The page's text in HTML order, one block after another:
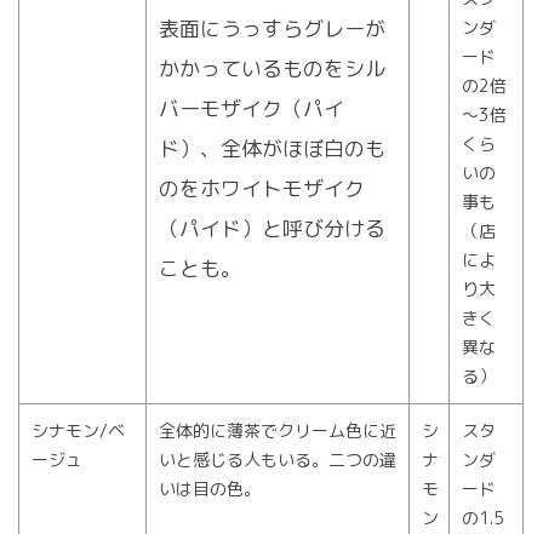
表面にうっすらグレーが
かかっているものをシル
バーモザイク（パイ
ド）、全体がほぼ白のも
のをホワイトモザイク
（パイド）と呼び分ける
ことも。
ンダ
ード
の2倍
～3倍
くら
いの
事も
（店
によ
り大
きく
異な
る）
シナモン/ベ
ージュ
全体的に薄茶でクリーム色に近
いと感じる人もいる。二つの違
いは目の色。
シ
ナ
モ
ン
スタ
ンダ
ード
の1.5